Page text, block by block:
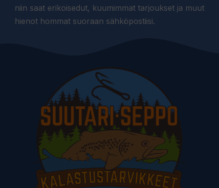
niin saat erikoisedut, kuumimmat tarjoukset ja muut
hienot hommat suoraan sähköpostiisi.